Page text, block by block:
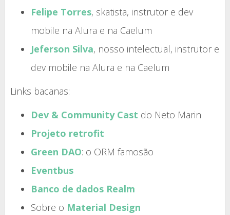
Felipe Torres, skatista, instrutor e dev
mobile na Alura e na Caelum
Jeferson Silva, nosso intelectual, instrutor e
dev mobile na Alura e na Caelum
Links bacanas:
Dev & Community Cast do Neto Marin
Projeto retrofit
Green DAO: o ORM famosão
Eventbus
Banco de dados Realm
Sobre o Material Design